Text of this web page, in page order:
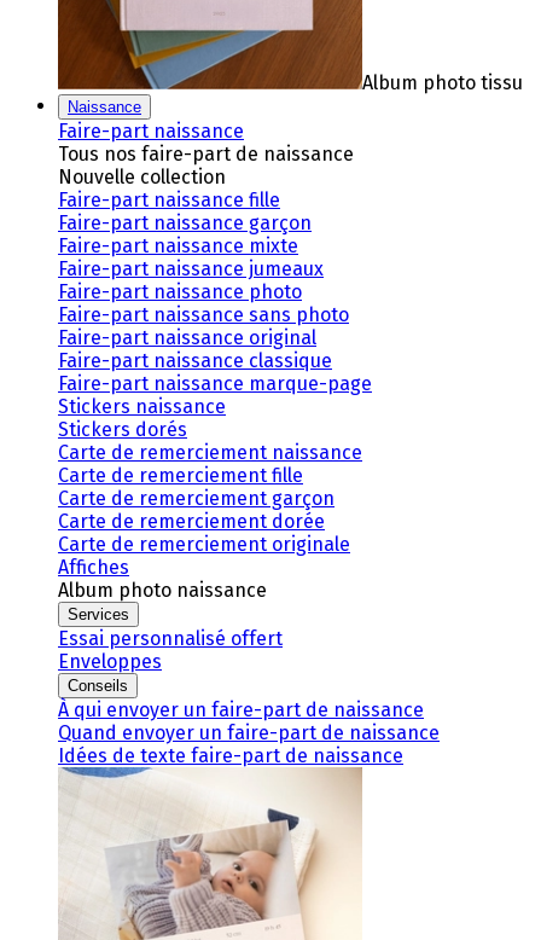
Album photo tissu
Naissance
Faire-part naissance
Tous nos faire-part de naissance
Nouvelle collection
Faire-part naissance fille
Faire-part naissance garçon
Faire-part naissance mixte
Faire-part naissance jumeaux
Faire-part naissance photo
Faire-part naissance sans photo
Faire-part naissance original
Faire-part naissance classique
Faire-part naissance marque-page
Stickers naissance
Stickers dorés
Carte de remerciement naissance
Carte de remerciement fille
Carte de remerciement garçon
Carte de remerciement dorée
Carte de remerciement originale
Affiches
Album photo naissance
Services
Essai personnalisé offert
Enveloppes
Conseils
À qui envoyer un faire-part de naissance
Quand envoyer un faire-part de naissance
Idées de texte faire-part de naissance